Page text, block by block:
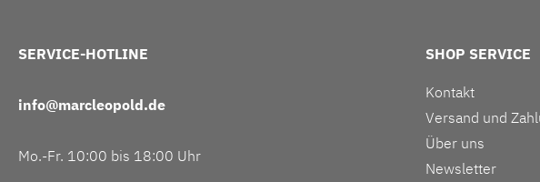
SERVICE-HOTLINE
info@marcleopold.de
Mo.-Fr. 10:00 bis 18:00 Uhr
SHOP SERVICE
Kontakt
Versand und
Über uns
Newsletter